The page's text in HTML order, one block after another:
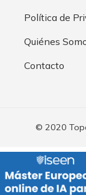
Política de
Quiénes
Contacto
© 2020